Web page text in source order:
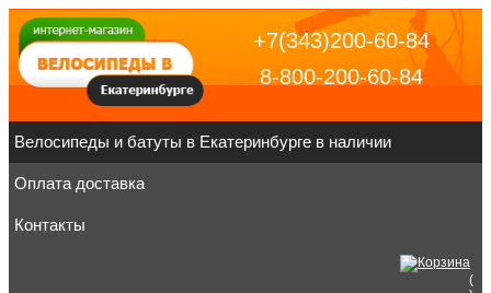
+7(343)200-60-84
8-800-200-60-84
Велосипеды и батуты в Екатеринбурге в наличии
Оплата доставка
Контакты
(